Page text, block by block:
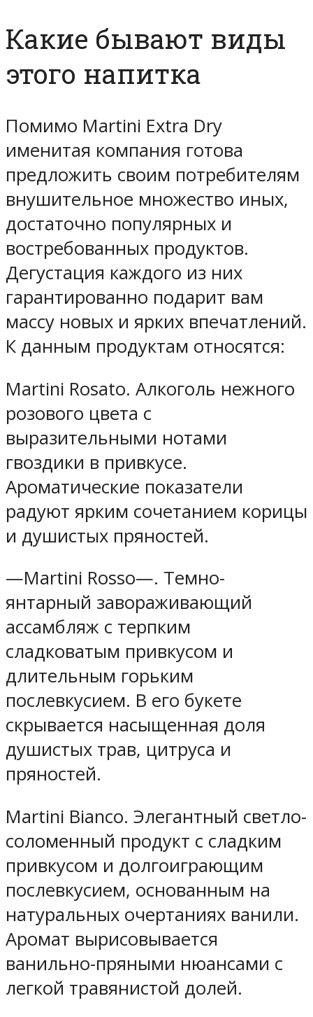
Какие бывают виды
этого напитка
Помимо Martini Extra Dry
именитая компания готова
предложить своим потребителям
внушительное множество иных,
достаточно популярных и
востребованных продуктов.
Дегустация каждого из них
гарантированно подарит вам
массу новых и ярких впечатлений.
К данным продуктам относятся:
Martini Rosato. Алкоголь нежного
розового цвета с
выразительными нотами
гвоздики в привкусе.
Ароматические показатели
радуют ярким сочетанием корицы
и душистых пряностей.
—Martini Rosso—. Темно-
янтарный завораживающий
ассамбляж с терпким
сладковатым привкусом и
длительным горьким
послевкусием. В его букете
скрывается насыщенная доля
душистых трав, цитруса и
пряностей.
Martini Bianco. Элегантный светло-
соломенный продукт с сладким
привкусом и долгоиграющим
послевкусием, основанным на
натуральных очертаниях ванили.
Аромат вырисовывается
ванильно-пряными нюансами с
легкой травянистой долей.